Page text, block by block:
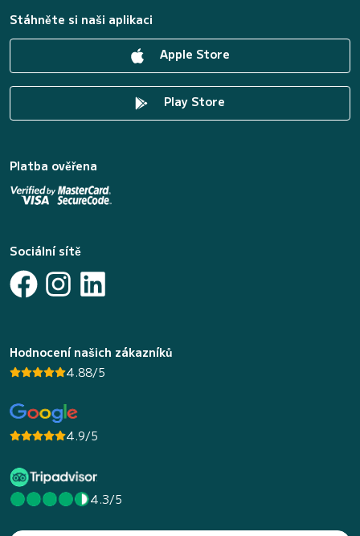
Stáhněte si naši aplikaci
Apple Store
Play Store
Platba ověřena
Sociální sítě
Hodnocení našich zákazníků
4.88/5
4.9/5
4.3/5